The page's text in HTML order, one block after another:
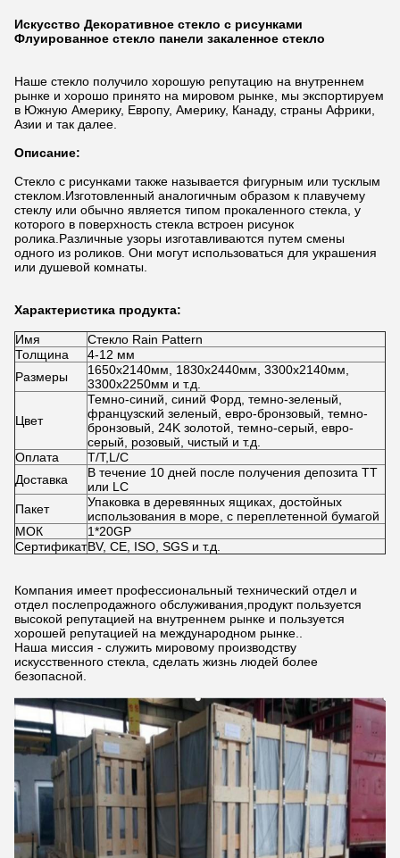
Искусство Декоративное стекло с рисунками
Флуированное стекло панели закаленное стекло
Наше стекло получило хорошую репутацию на внутреннем
рынке и хорошо принято на мировом рынке, мы экспортируем
в Южную Америку, Европу, Америку, Канаду, страны Африки,
Азии и так далее.
Описание:
Стекло с рисунками также называется фигурным или тусклым
стеклом.Изготовленный аналогичным образом к плавучему
стеклу или обычно является типом прокаленного стекла, у
которого в поверхность стекла встроен рисунок
ролика.Различные узоры изготавливаются путем смены
одного из роликов. Они могут использоваться для украшения
или душевой комнаты.
Характеристика продукта:
Имя
Стекло Rain Pattern
Толщина
4-12 мм
Размеры
1650х2140мм, 1830х2440мм, 3300х2140мм,
3300х2250мм и т.д.
Цвет
Темно-синий, синий Форд, темно-зеленый,
французский зеленый, евро-бронзовый, темно-
бронзовый, 24K золотой, темно-серый, евро-
серый, розовый, чистый и т.д.
Оплата
T/T,L/C
Доставка
В течение 10 дней после получения депозита TT
или LC
Пакет
Упаковка в деревянных ящиках, достойных
использования в море, с переплетенной бумагой
МОК
1*20GP
СертификатBV, CE, ISO, SGS и т.д.
Компания имеет профессиональный технический отдел и
отдел послепродажного обслуживания,продукт пользуется
высокой репутацией на внутреннем рынке и пользуется
хорошей репутацией на международном рынке..
Наша миссия - служить мировому производству
искусственного стекла, сделать жизнь людей более
безопасной.